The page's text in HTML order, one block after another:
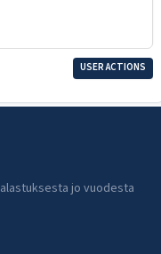
USER ACTIONS
jo vuodesta